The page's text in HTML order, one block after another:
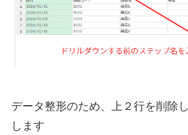
データ整形のため、上２行を削除
します